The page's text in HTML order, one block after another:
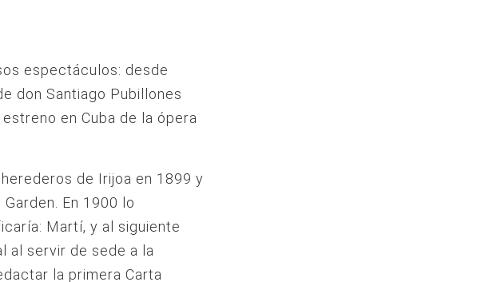
espectáculos: desde
don Santiago Pubillones
en Cuba de la ópera
de Irijoa en 1899 y
En 1900 lo
Martí, y al siguiente
al servir de sede a la
la primera Carta